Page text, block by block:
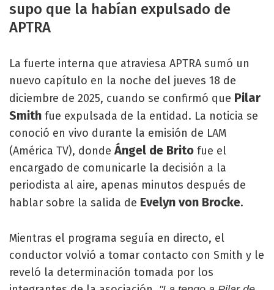
supo que la habían expulsado de
APTRA
La fuerte interna que atraviesa APTRA sumó un
nuevo capítulo en la noche del jueves 18 de
diciembre de 2025, cuando se confirmó que Pilar
Smith fue expulsada de la entidad. La noticia se
conoció en vivo durante la emisión de LAM
(América TV), dondeÁngel de Brito fue el
encargado de comunicarle la decisión a la
periodista al aire, apenas minutos después de
hablar sobre la salida de Evelyn von Brocke.
Mientras el programa seguía en directo, el
conductor volvió a tomar contacto con Smith y le
reveló la determinación tomada por los